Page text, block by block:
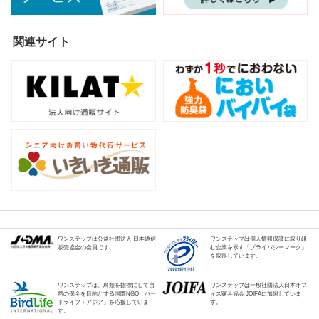
関連サイト
ワンステップは公益社団法人 日本通信
販売協会の会員です。
ワンステップは個人情報保護に取り組
む企業を示す「プライバシーマーク」
を取得しています。
ワンステップは、鳥類を指標にして自
然の保全を目的とする国際NGO「バー
ドライフ・アジア」を応援していま
す。
ワンステップは一般社団法人日本オフ
ィス家具協会 JOIFAに加盟していま
す。